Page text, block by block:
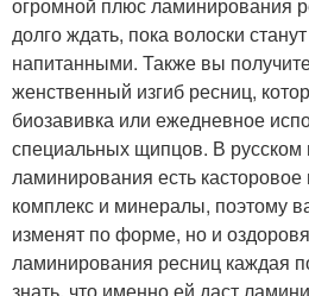
долго ждать, пока волоски
напитанными. Также вы
женственный изгиб ресниц,
биозавивка или ежедневное
специальных щипцов. В русском
ламинирования есть
комплекс и минералы, поэтому
изменят по форме, но и
ламинирования ресниц каждая